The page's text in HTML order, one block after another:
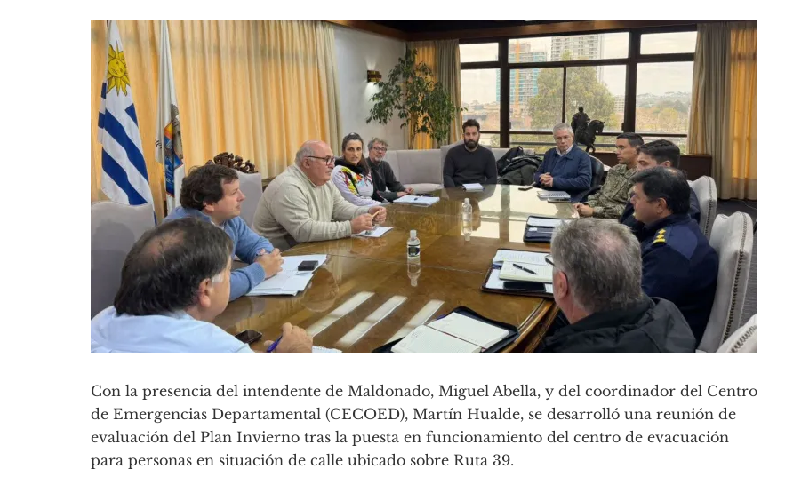
Con la presencia del intendente de Maldonado, Miguel Abella, y del coordinador del Centro
de Emergencias Departamental (CECOED), Martín Hualde, se desarrolló una reunión de
evaluación del Plan Invierno tras la puesta en funcionamiento del centro de evacuación
para personas en situación de calle ubicado sobre Ruta 39.